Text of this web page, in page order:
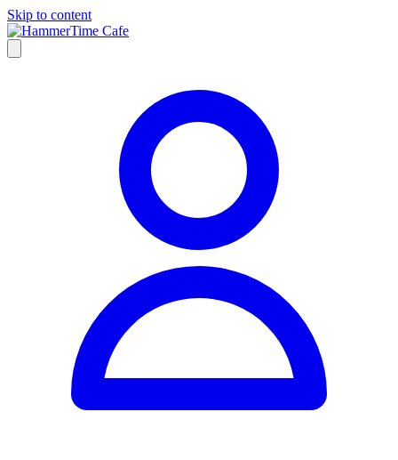
Skip to content